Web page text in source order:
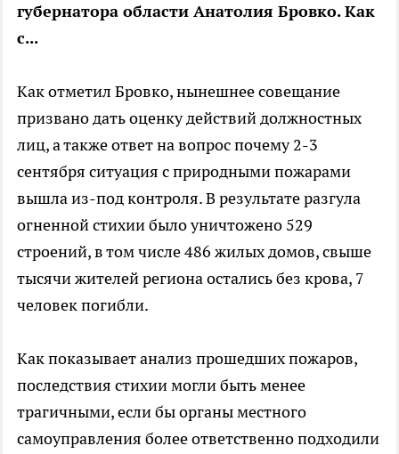
губернатора области Анатолия Бровко. Как
с...
Как отметил Бровко, нынешнее совещание
призвано дать оценку действий должностных
лиц, а также ответ на вопрос почему 2-3
сентября ситуация с природными пожарами
вышла из-под контроля. В результате разгула
огненной стихии было уничтожено 529
строений, в том числе 486 жилых домов, свыше
тысячи жителей региона остались без крова, 7
человек погибли.
Как показывает анализ прошедших пожаров,
последствия стихии могли быть менее
трагичными, если бы органы местного
самоуправления более ответственно подходили